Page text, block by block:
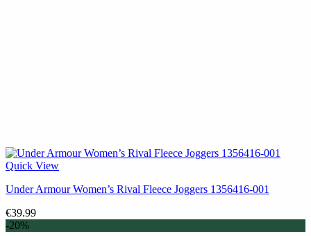
Quick View
Under Armour Women’s Rival Fleece Joggers 1356416-001
€39.99
-20%